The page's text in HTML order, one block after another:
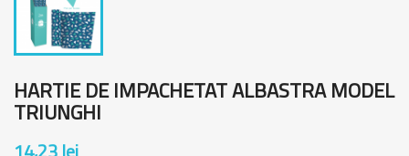
HARTIE DE IMPACHETAT ALBASTRA MODEL
TRIUNGHI